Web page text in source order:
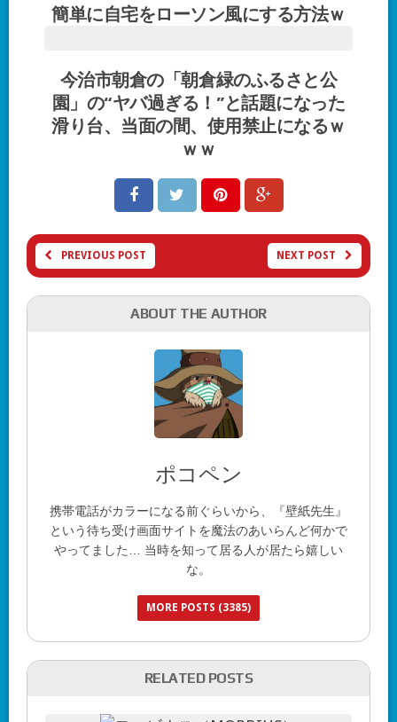
簡単に自宅をローソン風にする方法ｗ
今治市朝倉の「朝倉緑のふるさと公
園」の“ヤバ過ぎる！”と話題になった
滑り台、当面の間、使用禁止になるｗ
ｗｗ
PREVIOUS POST NEXT POST
ABOUT THE AUTHOR
ポコペン
携帯電話がカラーになる前ぐらいから、『壁紙先生』
という待ち受け画面サイトを魔法のあいらんど何かで
やってました… 当時を知って居る人が居たら嬉しい
な。
MORE POSTS (3385)
RELATED POSTS